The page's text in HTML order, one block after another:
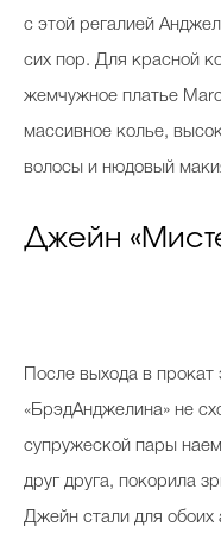
с этой регалией
сих пор. Для красной
жемчужное платье
массивное колье,
волосы и нюдовый
Джейн
После выхода в прокат
«БрэдАнджелина» не
супружеской пары
друг друга, покорила
Джейн стали для обоих